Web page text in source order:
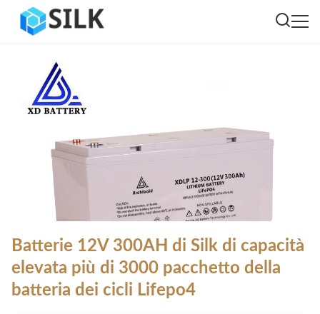
Batterie 12V 300AH di Silk di capacità
elevata più di 3000 pacchetto della
batteria dei cicli Lifepo4